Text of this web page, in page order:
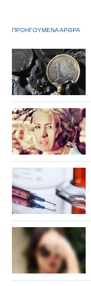
ΠΡΟΗΓΟΥΜΕΝΑ ΑΡΘΡΑ